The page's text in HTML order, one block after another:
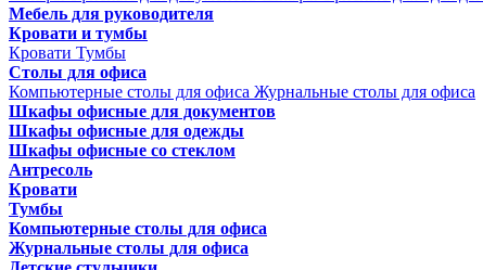
Мебель для руководителя
Кровати и тумбы
Кровати Тумбы
Столы для офиса
Компьютерные столы для офиса Журнальные столы для офиса
Шкафы офисные для документов
Шкафы офисные для одежды
Шкафы офисные со стеклом
Антресоль
Кровати
Тумбы
Компьютерные столы для офиса
Журнальные столы для офиса